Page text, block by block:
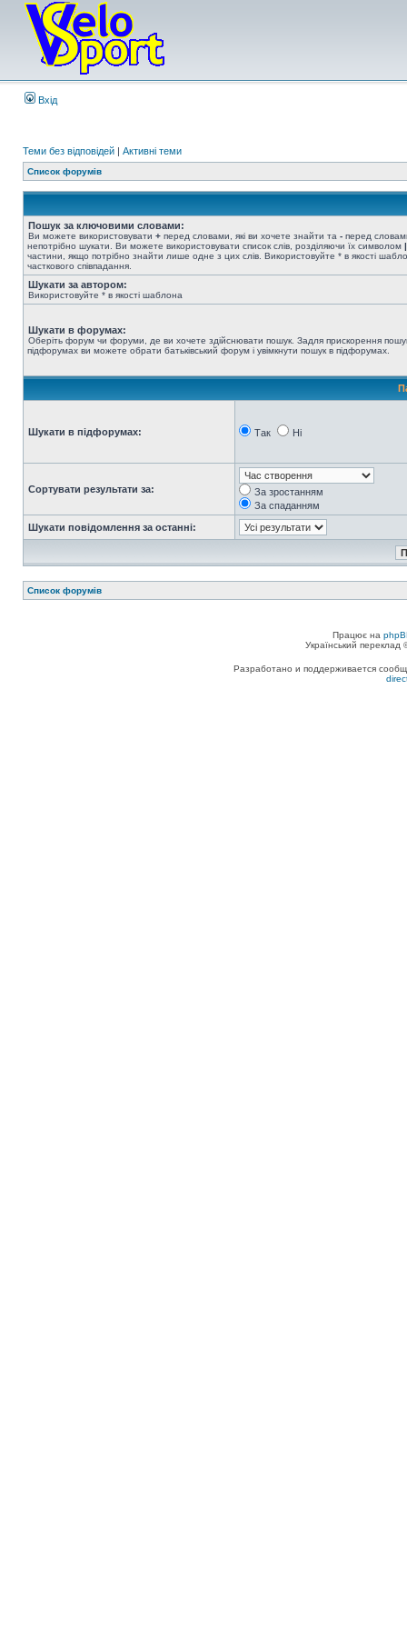
Вхід
Теми без відповідей | Активні теми
Список форумів
Пошук за ключовими словами:
Ви можете використовувати + перед словами, які ви хочете знайти та - перед
непотрібно шукати. Ви можете використовувати список слів, розділяючи їх символом |
частини, якщо потрібно знайти лише одне з цих слів. Використовуйте * в якості
часткового співпадання.
Шукати за автором:
Використовуйте * в якості шаблона
Шукати в форумах:
Оберіть форум чи форуми, де ви хочете здійснювати пошук. Задля прискорення
підфорумах ви можете обрати батьківський форум і увімкнути пошук в підфорумах.
Шукати в підфорумах: Так Ні
Сортувати результати за:
За зростанням
За спаданням
Шукати повідомлення за останні:
Список форумів
Працює на
Український
Разработано и поддерживается